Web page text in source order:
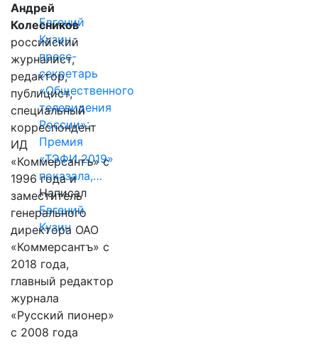
Евгений
Кузин,
пресс-
секретарь
«Общественного
телевидения
России»:
Премия
«ТЭФИ 2019»
показала,…
Написал
Евгений
Кузин
Андрей
Колесников
российский
журналист,
редактор,
публицист,
специальный
корреспондент
ИД
«Коммерсантъ» с
1996 года и
заместитель
генерального
директора ОАО
«Коммерсантъ» с
2018 года,
главный редактор
журнала
«Русский пионер»
с 2008 года